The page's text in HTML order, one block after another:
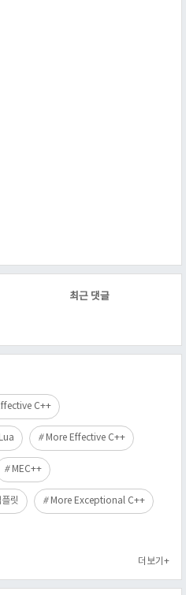
최근 댓글
C++
Lua More Effective C++
MEC++
플릿 More Exceptional C++
더보기+